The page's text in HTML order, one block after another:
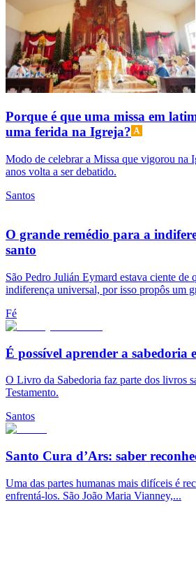
Porque é que uma missa em
uma ferida na Igreja?
Modo de celebrar a Missa que vigorou na
anos volta a ser debatido.
Santos
O grande remédio para a
santo
São Pedro Julián Eymard estava ciente de
indiferença universal, por isso propôs um
Fé
É possível aprender a sabedoria
O Livro da Sabedoria faz parte dos livros
Testamento.
Santos
Santo Cura d’Ars: saber
Uma das partes humanas mais difíceis é
enfrentá-los. São João Maria Vianney,...